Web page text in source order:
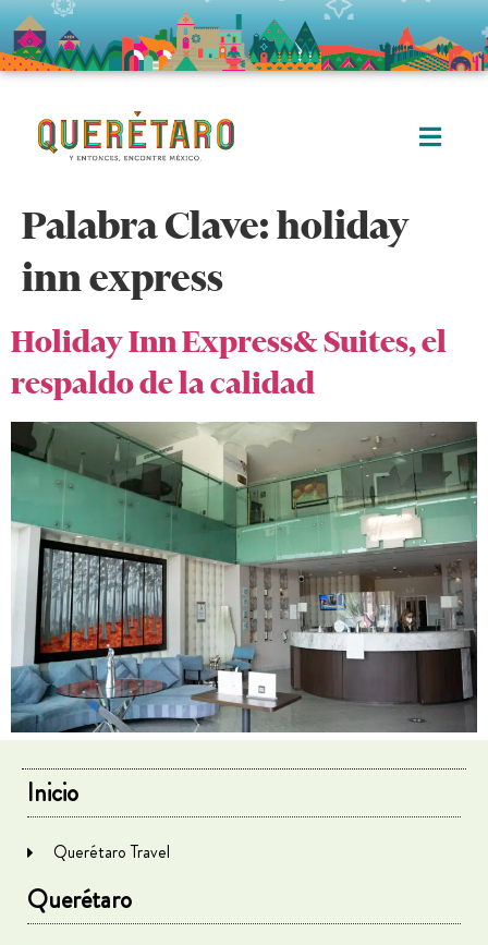
Palabra Clave:holiday
inn express
Holiday Inn Express& Suites, el
respaldo de la calidad
Inicio
Querétaro Travel
Querétaro